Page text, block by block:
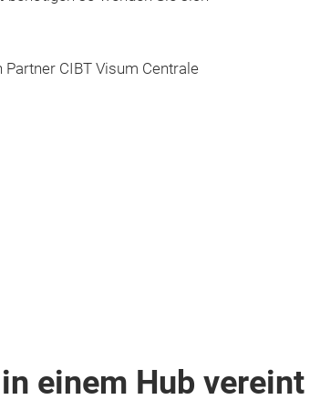
CIBT Visum Centrale
einem Hub vereint